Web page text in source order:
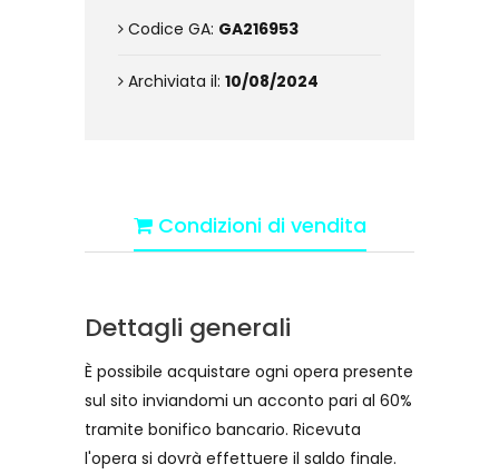
Codice GA: GA216953
Archiviata il: 10/08/2024
Condizioni di vendita
Dettagli generali
È possibile acquistare ogni opera presente
sul sito inviandomi un acconto pari al 60%
tramite bonifico bancario. Ricevuta
l'opera si dovrà effettuere il saldo finale.